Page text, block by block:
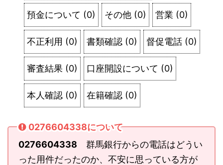
預金について (0) その他 (0) 営業 (0)
不正利用 (0) 書類確認 (0) 督促電話 (0)
審査結果 (0) 口座開設について (0)
本人確認 (0) 在籍確認 (0)
0276604338について
0276604338 群馬銀行からの電話はどうい
った用件だったのか、不安に思っている方が